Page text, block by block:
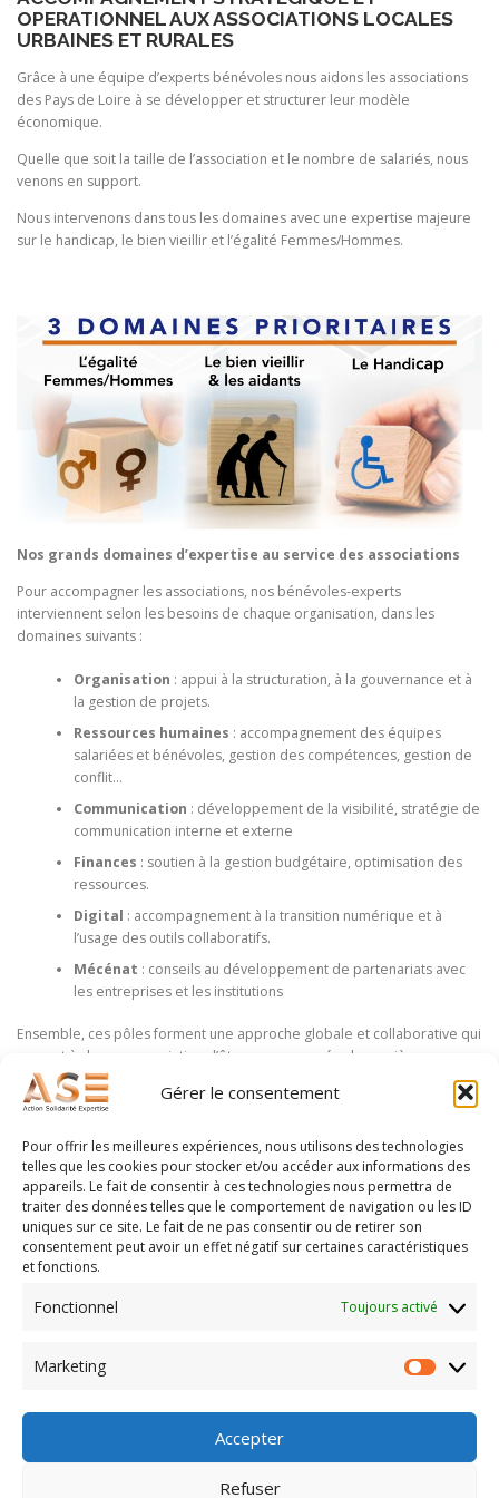
Gérer le consentement
Pour offrir les meilleures expériences, nous utilisons des technologies
telles que les cookies pour stocker et/ou accéder aux informations des
appareils. Le fait de consentir à ces technologies nous permettra de
traiter des données telles que le comportement de navigation ou les ID
uniques sur ce site. Le fait de ne pas consentir ou de retirer son
consentement peut avoir un effet négatif sur certaines caractéristiques
et fonctions.
Fonctionnel Toujours activé
Marketing
Accepter
Refuser
OPERATIONNEL AUX ASSOCIATIONS LOCALES
URBAINES ET RURALES
Grâce à une équipe d’experts bénévoles nous aidons les associations
des Pays de Loire à se développer et structurer leur modèle
économique.
Quelle que soit la taille de l’association et le nombre de salariés, nous
venons en support.
Nous intervenons dans tous les domaines avec une expertise majeure
sur le handicap, le bien vieillir et l’égalité Femmes/Hommes.
Nos grands domaines d’expertise au service des associations
Pour accompagner les associations, nos bénévoles-experts
interviennent selon les besoins de chaque organisation, dans les
domaines suivants :
Organisation : appui à la structuration, à la gouvernance et à
la gestion de projets.
Ressources humaines : accompagnement des équipes
salariées et bénévoles, gestion des compétences, gestion de
conflit…
Communication : développement de la visibilité, stratégie de
communication interne et externe
Finances : soutien à la gestion budgétaire, optimisation des
ressources.
Digital : accompagnement à la transition numérique et à
l’usage des outils collaboratifs.
Mécénat : conseils au développement de partenariats avec
les entreprises et les institutions
Ensemble, ces pôles forment une approche globale et collaborative qui
permet à chaque association d’être accompagnée de manière
cohérente, durable et adaptée à ses enjeux.